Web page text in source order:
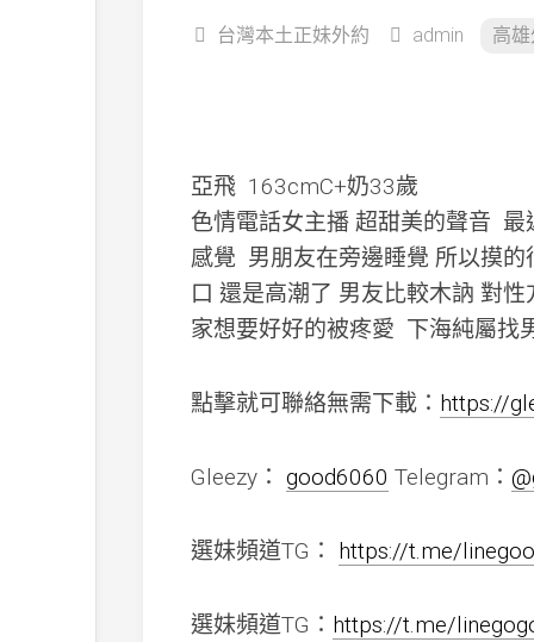
台灣本土正妹外約 admin 高
亞飛 163cmC+奶33歲
色情電話女主播 超甜美的聲音
感覺 男朋友在旁邊睡覺 所以摸
口 還是高潮了 男友比較木訥 對
家想要好好的被疼愛 下海純屬找
點擊就可聯絡無需下載： https://
Gleezy： good6060 Telegram：
選妹頻道TG： https://t.me/
選妹頻道TG： https://t.me/